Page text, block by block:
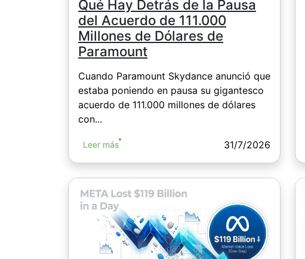
Qué Hay Detrás de la Pausa
del Acuerdo de 111.000
Millones de Dólares de
Paramount
Cuando Paramount Skydance anunció que
estaba poniendo en pausa su gigantesco
acuerdo de 111.000 millones de dólares
con...
Leer más 31/7/2026